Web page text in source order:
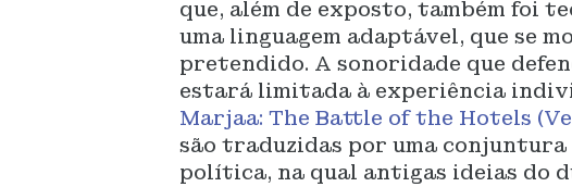
que, além de exposto, também foi
uma linguagem adaptável, que se
pretendido. A sonoridade que
estará limitada à experiência
Marjaa: The Battle of the Hotels
são traduzidas por uma conjuntura
política, na qual antigas ideias do